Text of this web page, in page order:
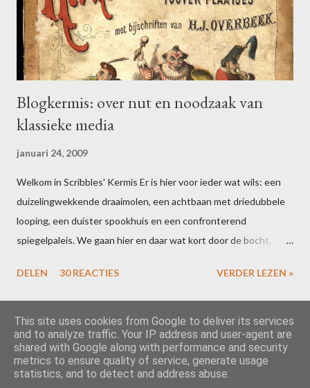
Blogkermis: over nut en noodzaak van
klassieke media
januari 24, 2009
Welkom in Scribbles' Kermis Er is hier voor ieder wat wils: een
duizelingwekkende draaimolen, een achtbaan met driedubbele
looping, een duister spookhuis en een confronterend
spiegelpaleis. We gaan hier en daar wat kort door de bocht,
voor 16 februari een blogpost over uw ervaringen in één of meer
van de attracties. Vergeet niet te linken naar deze post, dan zal
ik uw ideeën toevoegen aan de slotcarousel. Alle riemen vast?
Dan gaan we los! Het is inmiddels wetenschappelijk bewezen …
dat leerlingen het niet zo nauw nemen met het kritisch
beoordelen van de informatie die zij gebruiken voor
DELEN 30 REACTIES VERDER LEZEN »
Mogelijk gemaakt door Blogger
This site uses cookies from Google to deliver its services
and to analyze traffic. Your IP address and user-agent are
shared with Google along with performance and security
metrics to ensure quality of service, generate usage
statistics, and to detect and address abuse.